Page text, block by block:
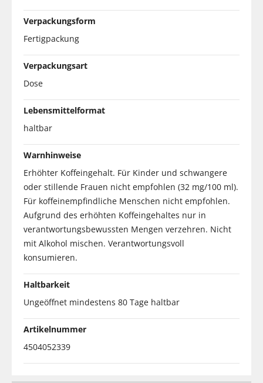
Verpackungsform
Fertigpackung
Verpackungsart
Dose
Lebensmittelformat
haltbar
Warnhinweise
Erhöhter Koffeingehalt. Für Kinder und schwangere
oder stillende Frauen nicht empfohlen (32 mg/100 ml).
Für koffeinempfindliche Menschen nicht empfohlen.
Aufgrund des erhöhten Koffeingehaltes nur in
verantwortungsbewussten Mengen verzehren. Nicht
mit Alkohol mischen. Verantwortungsvoll
konsumieren.
Haltbarkeit
Ungeöffnet mindestens 80 Tage haltbar
Artikelnummer
4504052339